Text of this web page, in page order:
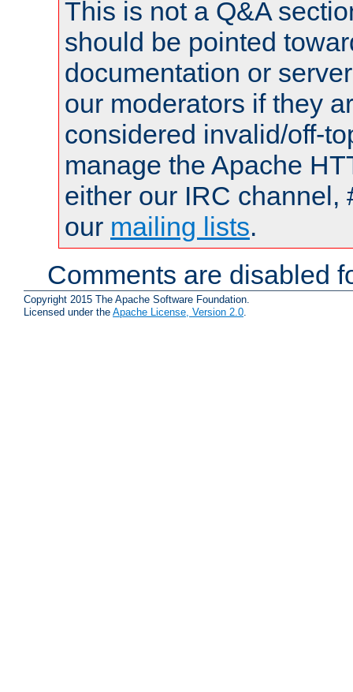
This is not a Q&A
should be pointed
documentation or
our moderators if they
considered invalid/off-
manage the Apache
either our IRC channel,
our mailing lists.
Comments are disabled
Copyright 2015 The Apache Software Foundation.
Licensed under the Apache License, Version 2.0